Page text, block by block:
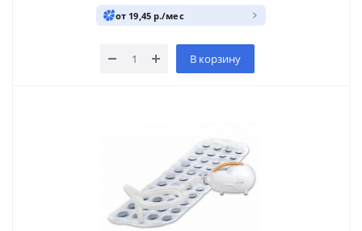
от 19,45 р./мес
В корзину